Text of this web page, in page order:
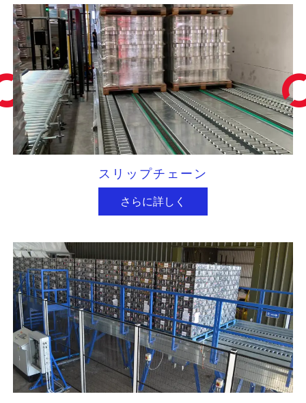
スリップチェーン
さらに詳しく